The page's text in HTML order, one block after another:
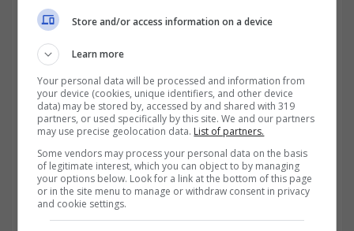
canapa del THC, l’agente psicoattivo
responsabile degli effetti inebrianti che
seguono il suo consumo. Può essere
impiegato e quindi consumato in diversi
modi, non soltanto attraverso l’inalazione, ma
per mezzo dell’infusione e la produzione di
bevande o alimenti.
Con la recente vittoria delpartito
Store and/or access information on a device
Learn more
Your personal data will be processed and information from
your device (cookies, unique identifiers, and other device
data) may be stored by, accessed by and shared with 319
partners, or used specifically by this site. We and our partners
may use precise geolocation data. List of partners.
Some vendors may process your personal data on the basis
of legitimate interest, which you can object to by managing
your options below. Look for a link at the bottom of this page
or in the site menu to manage or withdraw consent in privacy
and cookie settings.